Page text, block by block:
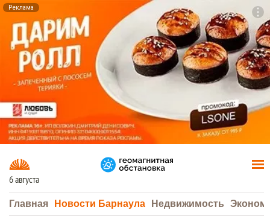
Реклама
6 августа
Главная Новости Барнаула Недвижимость